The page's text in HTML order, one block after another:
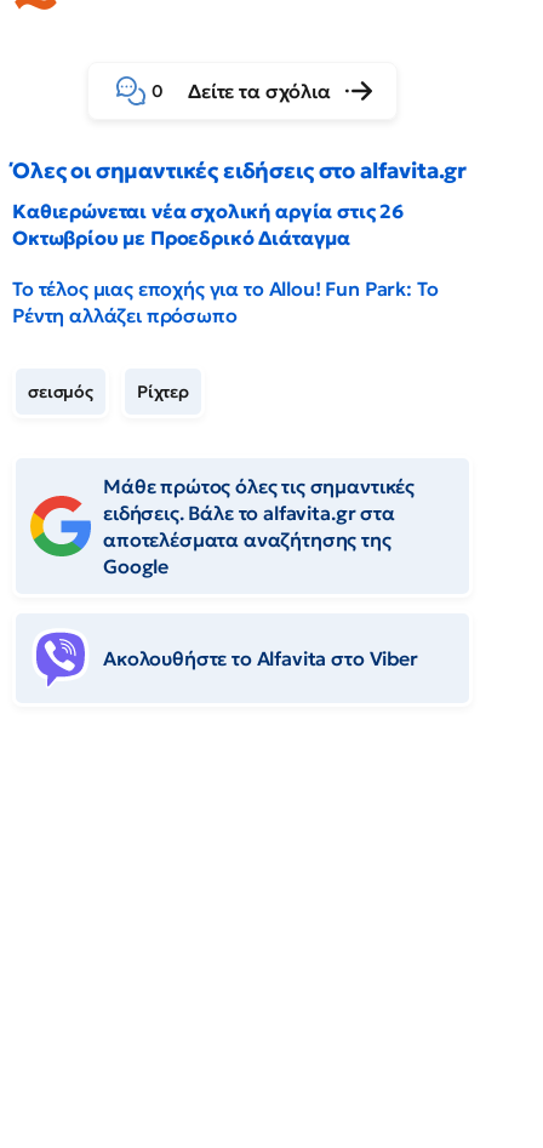
0 Δείτε τα σχόλια
Όλες οι σημαντικές ειδήσεις στο alfavita.gr
Καθιερώνεται νέα σχολική αργία στις 26
Οκτωβρίου με Προεδρικό Διάταγμα
Το τέλος μιας εποχής για το Allou! Fun Park: Το
Ρέντη αλλάζει πρόσωπο
σεισμός Ρίχτερ
Μάθε πρώτος όλες τις σημαντικές
ειδήσεις. Βάλε το alfavita.gr στα
αποτελέσματα αναζήτησης της
Google
Ακολουθήστε το Αlfavita στο Viber